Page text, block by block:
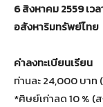
6 สิงหาคม 2559 เว
อสังหาริมทรัพย์ไทย
ค่าลงทะเบียนเรียน
ท่านละ 24,000 บาท
*ศิษย์เก่าลด 10 % (